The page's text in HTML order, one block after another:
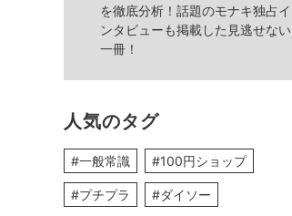
を徹底分析！話題のモナキ独占イ
ンタビューも掲載した見逃せない
一冊！
人気のタグ
#一般常識 #100円ショップ
#プチプラ #ダイソー